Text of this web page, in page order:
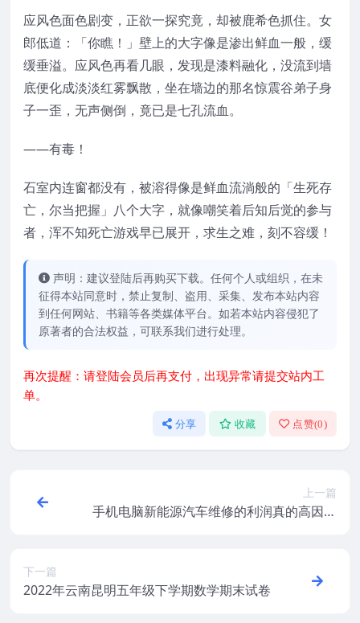
应风色面色剧变，正欲一探究竟，却被鹿希色抓住。女
郎低道：「你瞧！」壁上的大字像是渗出鲜血一般，缓
缓垂溢。应风色再看几眼，发现是漆料融化，没流到墙
底便化成淡淡红雾飘散，坐在墙边的那名惊震谷弟子身
子一歪，无声侧倒，竟已是七孔流血。
——有毒！
石室内连窗都没有，被溶得像是鲜血流淌般的「生死存
亡，尔当把握」八个大字，就像嘲笑着后知后觉的参与
者，浑不知死亡游戏早已展开，求生之难，刻不容缓！
声明：建议登陆后再购买下载。任何个人或组织，在未
征得本站同意时，禁止复制、盗用、采集、发布本站内容
到任何网站、书籍等各类媒体平台。如若本站内容侵犯了
原著者的合法权益，可联系我们进行处理。
再次提醒：请登陆会员后再支付，出现异常请提交站内工
单。
分享 收藏 点赞(0)
上一篇
手机电脑新能源汽车维修的利润真的高因为
下一篇
2022年云南昆明五年级下学期数学期末试卷